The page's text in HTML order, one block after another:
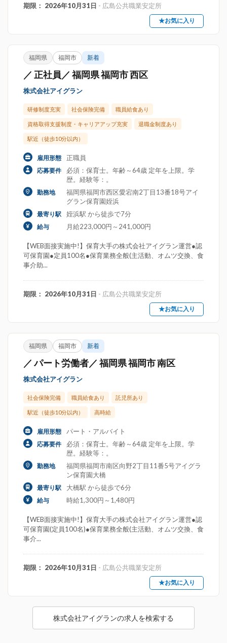
期限： 2026年10月31日 - 広島公共職業安定所
★お気に入り
福岡県 福岡市 新着
／ 正社員／ 福岡県 福岡市 西区
株式会社アイグラン
研修制度充実 社会保険完備 職員給食あり
資格取得支援制度・キャリアアップ充実 退職金制度あり
駅近（徒歩10分以内）
雇用形態 正職員
応募要件
必須：保育士。年齢～64歳 定年を上限。学
歴。経験等：。
勤務地
福岡県福岡市西区愛宕南2丁目13番18号アイ
グラン保育園姪浜
最寄り駅 姪浜駅 から徒歩で7分
給与 月給223,000円～241,000円
【WEB面接実施中!】保育大手の株式会社アイグラン運営●認
可保育園●定員100名●保育業務全般(主活動、オムツ交換、食
事介助...
期限： 2026年10月31日 - 広島公共職業安定所
★お気に入り
福岡県 福岡市 新着
／ パート労働者／ 福岡県 福岡市 南区
株式会社アイグラン
社会保険完備 職員給食あり 託児所あり
駅近（徒歩10分以内） 高時給
雇用形態 パート・アルバイト
応募要件
必須：保育士。年齢～64歳 定年を上限。学
歴。経験等：。
勤務地
福岡県福岡市南区向野2丁目11番5号アイグラ
ン保育園大橋
最寄り駅 大橋駅 から徒歩で6分
給与 時給1,300円～1,480円
【WEB面接実施中!】保育大手の株式会社アイグラン運営●認
可保育園(定員100名)●保育業務全般(主活動、オムツ交換、食
事介...
期限： 2026年10月31日 - 広島公共職業安定所
★お気に入り
株式会社アイグランの求人を検索する